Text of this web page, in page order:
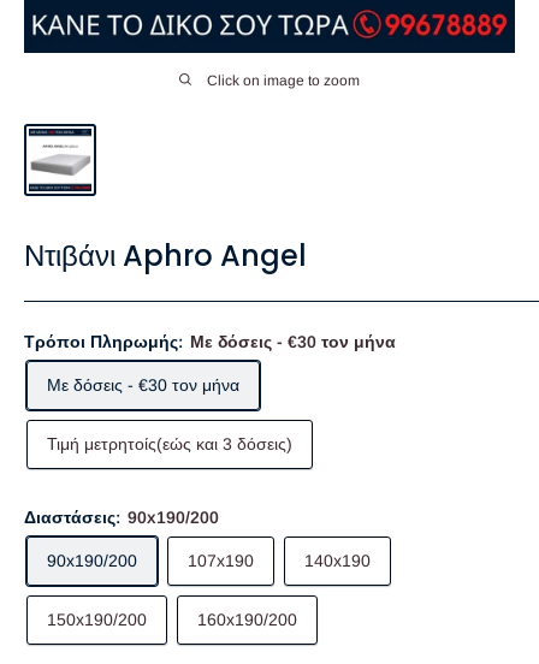
Click on image to zoom
Ντιβάνι Aphro Angel
Τρόποι Πληρωμής: Με δόσεις - €30 τον μήνα
Με δόσεις - €30 τον μήνα
Τιμή μετρητοίς(εώς και 3 δόσεις)
Διαστάσεις: 90x190/200
90x190/200 107x190 140x190
150x190/200 160x190/200